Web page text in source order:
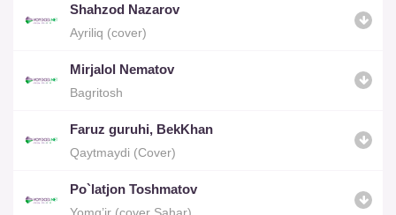
Shahzod Nazarov
Ayriliq (cover)
Mirjalol Nematov
Bagritosh
Faruz guruhi, BekKhan
Qaytmaydi (Cover)
Po`latjon Toshmatov
Yomg’ir (cover Sahar)